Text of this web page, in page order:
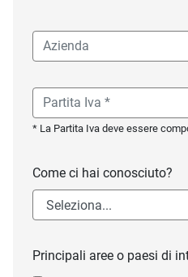
* La Partita Iva deve essere
Come ci hai conosciuto?
Principali aree o paesi di